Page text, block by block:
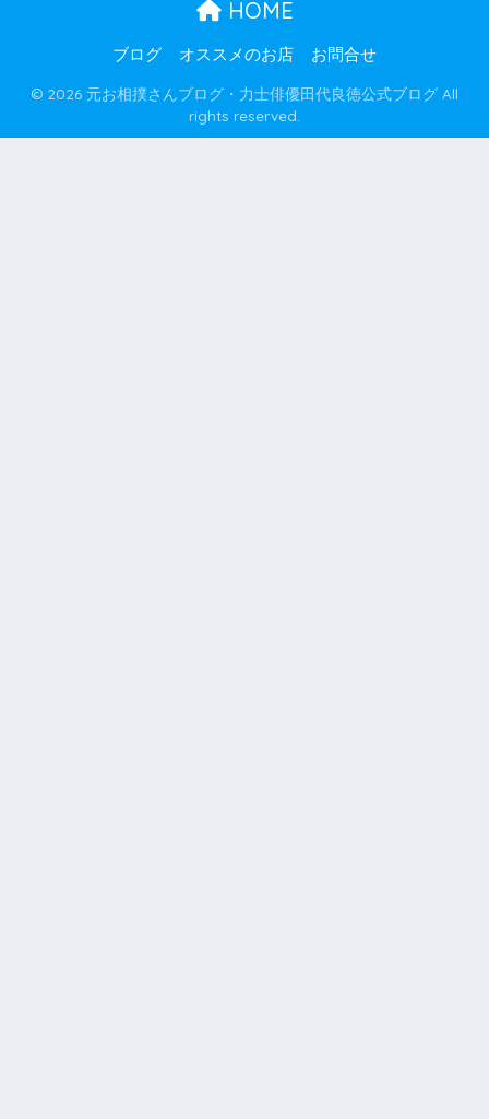
HOME
ブログ オススメのお店 お問合せ
© 2026 元お相撲さんブログ・力士俳優田代良徳公式ブログ All
rights reserved.